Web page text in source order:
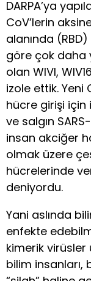
DARPA’ya
CoV’lerin
alanında
göre çok daha
olan WIVl,
izole ettik. Yeni
hücre girişi için
ve salgın
insan akciğer
olmak üzere
hücrelerinde
deniyordu.
Yani aslında
enfekte
kimerik virüsler
bilim insanları,